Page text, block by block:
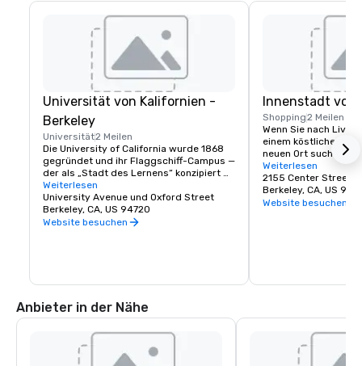
Universität von Kalifornien -
Berkeley
Universität2 Meilen
Die University of California wurde 1868
gegründet und ihr Flaggschiff-Campus —
der als „Stadt des Lernens“ konzipiert
war — wurde in Berkeley an der San
Francisco Bay gegründet. Heute ist die
UC Berkeley die weltweit führende
öffentliche Universität und eine Quelle für
Weiterlesen
University Avenue und Oxford Street
Berkeley, CA, US 94720
Website besuchen
Innenstadt von
Shopping2 Meilen
Wenn Sie nach Live-
einem köstlichen
neuen Ort suchen,
beobachten können,
Innenstadt von
eine Stadt mit
großartigen
Weiterlesen
2155 Center Street
Berkeley, CA, US
Website besuchen
Anbieter in der Nähe